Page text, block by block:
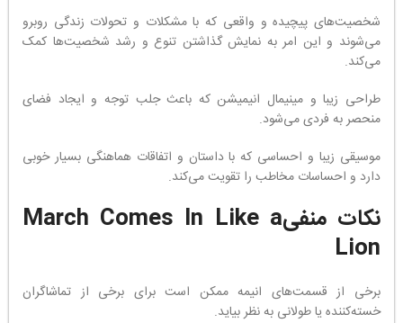
شخصیت‌های پیچیده و واقعی که با مشکلات و تحولات زندگی روبرو
می‌شوند و این امر به نمایش گذاشتن تنوع و رشد شخصیت‌ها کمک
می‌کند.
طراحی زیبا و مینیمال انیمیشن که باعث جلب توجه و ایجاد فضای
منحصر به فردی می‌شود.
موسیقی زیبا و احساسی که با داستان و اتفاقات هماهنگی بسیار خوبی
دارد و احساسات مخاطب را تقویت می‌کند.
نکات منفیMarch Comes In Like a
Lion
برخی از قسمت‌های انیمه ممکن است برای برخی از تماشاگران
خسته‌کننده یا طولانی به نظر بیاید.